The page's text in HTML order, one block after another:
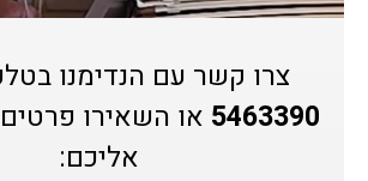
צרו קשר עם הנדימנו
5463390 או השאירו פרטים
אליכם: